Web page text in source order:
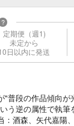
?
定期便（週1)
未定から
日以内に発送
"普段の作品傾向
う逆の属性で執筆
：酒森、矢代嘉陽